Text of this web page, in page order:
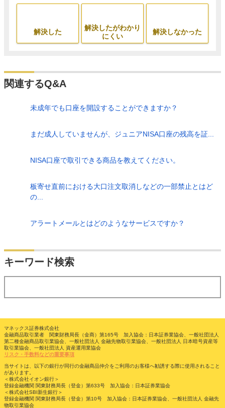
解決した
解決したがわかり
にくい
解決しなかった
関連するQ&A
未成年でも口座を開設することができますか？
まだ成人していませんが、ジュニアNISA口座の残高を証...
NISA口座で取引できる商品を教えてください。
板寄せ直前における大口注文取消しなどの一部禁止とはど
の...
アラートメールとはどのようなサービスですか？
キーワード検索
マネックス証券株式会社
金融商品取引業者 関東財務局長（金商）第165号 加入協会：日本証券業協会、一般社団法人
第二種金融商品取引業協会、一般社団法人 金融先物取引業協会、一般社団法人 日本暗号資産等
取引業協会、一般社団法人 資産運用業協会
リスク・手数料などの重要事項
当サイトは、以下の銀行が同行の金融商品仲介をご利用のお客様へ勧誘する際に使用されること
があります。
＜株式会社イオン銀行＞
登録金融機関 関東財務局長（登金）第633号 加入協会：日本証券業協会
＜株式会社SBI新生銀行＞
登録金融機関 関東財務局長（登金）第10号 加入協会：日本証券業協会、一般社団法人 金融先
物取引業協会